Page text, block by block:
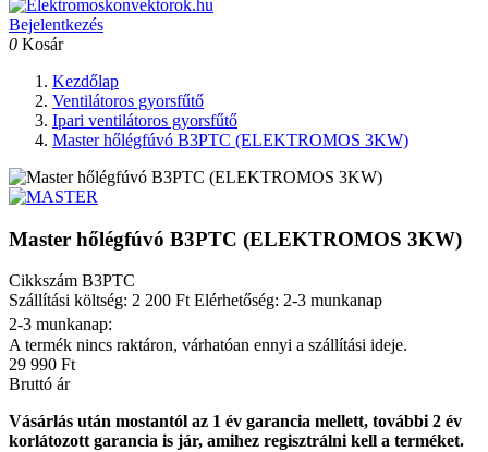
Bejelentkezés
0 Kosár
Kezdőlap
Ventilátoros gyorsfűtő
Ipari ventilátoros gyorsfűtő
Master hőlégfúvó B3PTC (ELEKTROMOS 3KW)
Master hőlégfúvó B3PTC (ELEKTROMOS 3KW)
Cikkszám B3PTC
Szállítási költség: 2 200 FtElérhetőség: 2-3 munkanap
2-3 munkanap:
A termék nincs raktáron, várhatóan ennyi a szállítási ideje.
29 990 Ft
Bruttó ár
Vásárlás után mostantól az 1 év garancia mellett, további 2 év
korlátozott garancia is jár, amihez regisztrálni kell a terméket.